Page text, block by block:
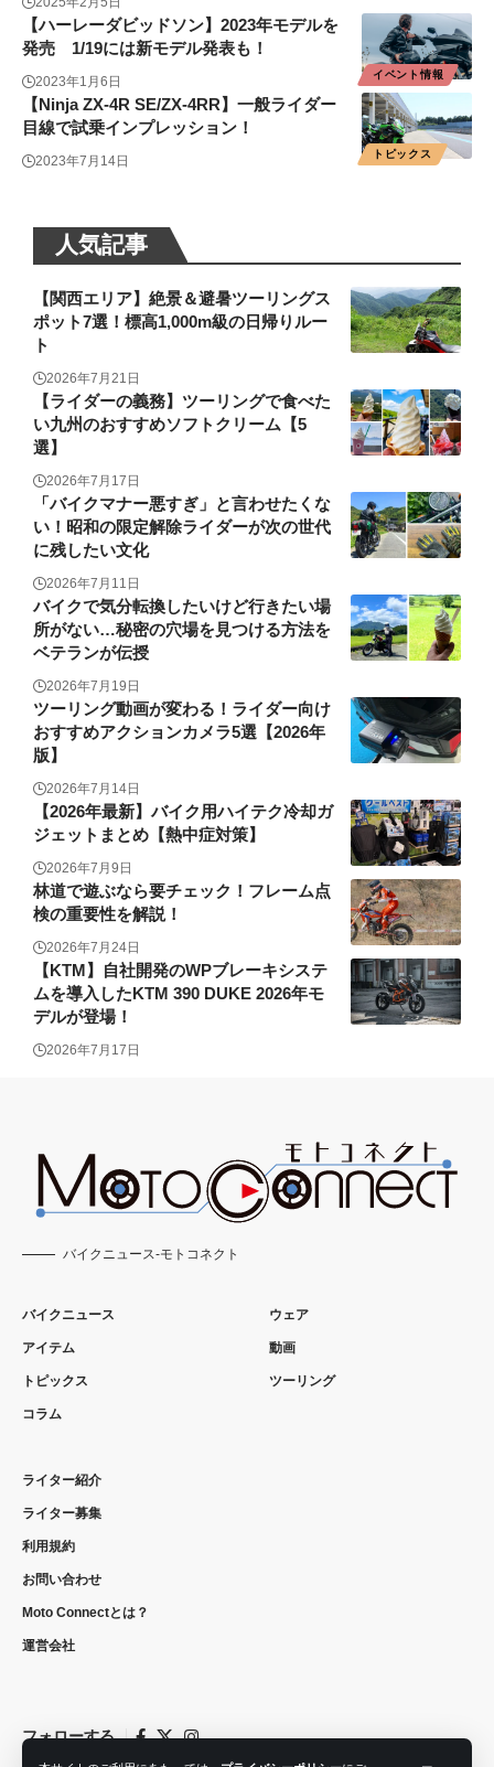
イベント情報
【ハーレーダビッドソン】2023年モデルを
発売 1/19には新モデル発表も！
2023年1月6日
トピックス
【Ninja ZX-4R SE/ZX-4RR】一般ライダー
目線で試乗インプレッション！
2023年7月14日
人気記事
【関西エリア】絶景＆避暑ツーリングス
ポット7選！標高1,000m級の日帰りルー
ト
2026年7月21日
【ライダーの義務】ツーリングで食べた
い九州のおすすめソフトクリーム【5
選】
2026年7月17日
「バイクマナー悪すぎ」と言わせたくな
い！昭和の限定解除ライダーが次の世代
に残したい文化
2026年7月11日
バイクで気分転換したいけど行きたい場
所がない…秘密の穴場を見つける方法を
ベテランが伝授
2026年7月19日
ツーリング動画が変わる！ライダー向け
おすすめアクションカメラ5選【2026年
版】
2026年7月14日
【2026年最新】バイク用ハイテク冷却ガ
ジェットまとめ【熱中症対策】
2026年7月9日
林道で遊ぶなら要チェック！フレーム点
検の重要性を解説！
2026年7月24日
【KTM】自社開発のWPブレーキシステ
ムを導入したKTM 390 DUKE 2026年モ
デルが登場！
2026年7月17日
バイクニュース-モトコネクト
バイクニュース
アイテム
トピックス
コラム
ウェア
動画
ツーリング
ライター紹介
ライター募集
利用規約
お問い合わせ
Moto Connectとは？
運営会社
フォローする